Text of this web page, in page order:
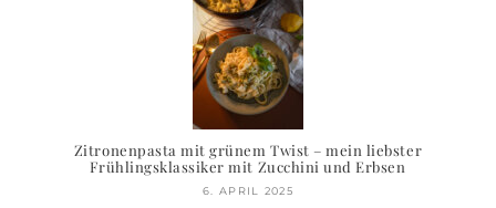
Zitronenpasta mit grünem Twist – mein liebster
Frühlingsklassiker mit Zucchini und Erbsen
6. APRIL 2025